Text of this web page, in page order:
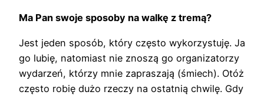
Ma Pan swoje sposoby na walkę z tremą?
Jest jeden sposób, który często wykorzystuję. Ja
go lubię, natomiast nie znoszą go organizatorzy
wydarzeń, którzy mnie zapraszają (śmiech). Otóż
często robię dużo rzeczy na ostatnią chwilę. Gdy